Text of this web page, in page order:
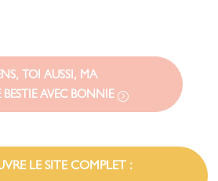
TOI AUSSI, MA
BESTIE AVEC BONNIE
LE SITE COMPLET :